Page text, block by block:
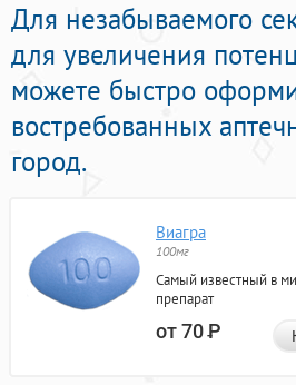
Для незабываемого
для увеличения
можете быстро
востребованных
город.
Виагра
100мг
Самый известный в
препарат
от 70Р